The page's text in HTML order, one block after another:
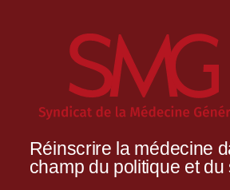
Réinscrire la médecine
champ du politique et du